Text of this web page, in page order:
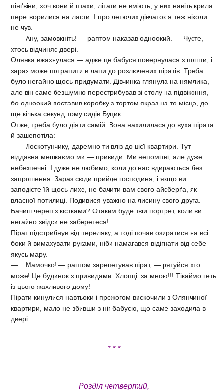
пінґвіни, хоч вони й птахи, літати не вміють, у них навіть крила
перетворилися на ласти. І про летючих дівчаток я теж ніколи
не чув.
— Ану, замовкніть! — раптом наказав одноокий. — Чуєте,
хтось відчиняє двері.
Олянка вжахнулася — адже це бабуся повернулася з пошти, і
зараз може потрапити в лапи до розлючених піратів. Треба
було негайно щось придумати. Дівчинка глянула на нямлика,
але він саме безшумно перестрибував зі столу на підвіконня,
бо одноокий поставив коробку з тортом якраз на те місце, де
ще кілька секунд тому сидів Буцик.
Отже, треба було діяти самій. Вона нахилилася до вуха пірата
й зашепотіла:
— Лоскотунчику, даремно ти вліз до цієї квартири. Тут
віддавна мешкаємо ми — привиди. Ми непомітні, але дуже
небезпечні. І дуже не любимо, коли до нас вдираються без
запрошення. Зараз сюди прийде господиня, і якщо ви
заподієте їй щось лихе, не бачити вам свого айсберґа, як
власної потилиці. Подивися уважно на лисину свого друга.
Бачиш череп з кістками? Отаким буде твій портрет, коли ви
негайно звідси не заберетеся!
Пірат підстрибнув від переляку, а тоді почав озиратися на всі
боки й вимахувати руками, ніби намагався відігнати від себе
якусь мару.
— Мамочко! — раптом зарепетував пірат, — рятуйся хто
може! Це будинок з привидами. Хлопці, за мною!!! Тікаймо геть
із цього жахливого дому!
Пірати кинулися навтьоки і прожогом вискочили з Олянчиної
квартири, мало не збивши з ніг бабусю, що саме заходила в
двері.
* * *
Розділ четвертий,